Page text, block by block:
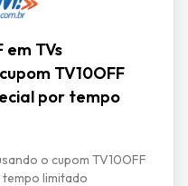
em TVs
TV10OFF
por tempo
o cupom TV10OFF
limitado